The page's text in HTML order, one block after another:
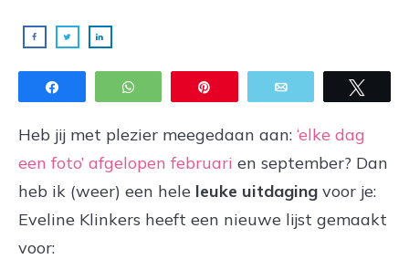
WhatsApp
Heb jij met plezier meegedaan aan: ‘elke dag
een foto’ afgelopen februari en september? Dan
heb ik (weer) een hele leuke uitdaging voor je:
Eveline Klinkers heeft een nieuwe lijst gemaakt
voor: